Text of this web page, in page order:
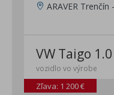
ARAVER Trenčín
VW Taigo
vozidlo vo výrobe
Zľava: 1 200 €